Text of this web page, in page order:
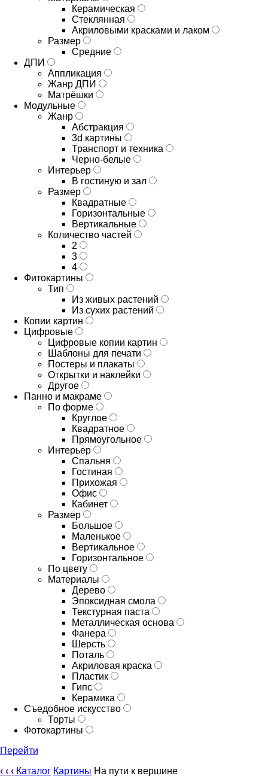
Керамическая
Стеклянная
Акриловыми красками и лаком
Размер
Средние
ДПИ
Аппликация
Жанр ДПИ
Матрёшки
Модульные
Жанр
Абстракция
3d картины
Транспорт и техника
Черно-белые
Интерьер
В гостиную и зал
Размер
Квадратные
Горизонтальные
Вертикальные
Количество частей
2
3
4
Фитокартины
Тип
Из живых растений
Из сухих растений
Копии картин
Цифровые
Цифровые копии картин
Шаблоны для печати
Постеры и плакаты
Открытки и наклейки
Другое
Панно и макраме
По форме
Круглое
Квадратное
Прямоугольное
Интерьер
Спальня
Гостиная
Прихожая
Офис
Кабинет
Размер
Большое
Маленькое
Вертикальное
Горизонтальное
По цвету
Материалы
Дерево
Эпоксидная смола
Текстурная паста
Металлическая основа
Фанера
Шерсть
Поталь
Акриловая краска
Пластик
Гипс
Керамика
Съедобное искусство
Торты
Фотокартины
Перейти
‹ ‹ ‹ Каталог Картины На пути к вершине